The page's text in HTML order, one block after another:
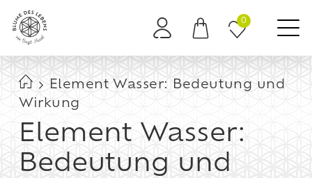
0
Element Wasser: Bedeutung und
Wirkung
Element Wasser:
Bedeutung und